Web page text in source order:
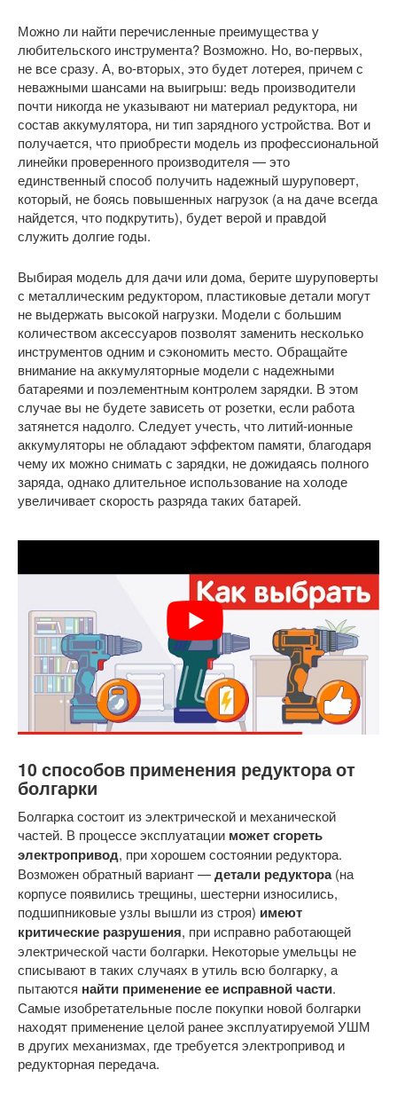
Можно ли найти перечисленные преимущества у
любительского инструмента? Возможно. Но, во-первых,
не все сразу. А, во-вторых, это будет лотерея, причем с
неважными шансами на выигрыш: ведь производители
почти никогда не указывают ни материал редуктора, ни
состав аккумулятора, ни тип зарядного устройства. Вот и
получается, что приобрести модель из профессиональной
линейки проверенного производителя — это
единственный способ получить надежный шуруповерт,
который, не боясь повышенных нагрузок (а на даче всегда
найдется, что подкрутить), будет верой и правдой
служить долгие годы.
Выбирая модель для дачи или дома, берите шуруповерты
с металлическим редуктором, пластиковые детали могут
не выдержать высокой нагрузки. Модели с большим
количеством аксессуаров позволят заменить несколько
инструментов одним и сэкономить место. Обращайте
внимание на аккумуляторные модели с надежными
батареями и поэлементным контролем зарядки. В этом
случае вы не будете зависеть от розетки, если работа
затянется надолго. Следует учесть, что литий-ионные
аккумуляторы не обладают эффектом памяти, благодаря
чему их можно снимать с зарядки, не дожидаясь полного
заряда, однако длительное использование на холоде
увеличивает скорость разряда таких батарей.
10 способов применения редуктора от
болгарки
Болгарка состоит из электрической и механической
частей. В процессе эксплуатации может сгореть
электропривод, при хорошем состоянии редуктора.
Возможен обратный вариант —детали редуктора(на
корпусе появились трещины, шестерни износились,
подшипниковые узлы вышли из строя) имеют
критические разрушения, при исправно работающей
электрической части болгарки. Некоторые умельцы не
списывают в таких случаях в утиль всю болгарку, а
пытаются найти применение ее исправной части.
Самые изобретательные после покупки новой болгарки
находят применение целой ранее эксплуатируемой УШМ
в других механизмах, где требуется электропривод и
редукторная передача.